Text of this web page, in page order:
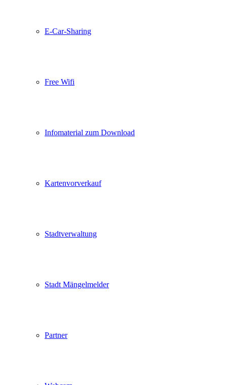
E-Car-Sharing
Free Wifi
Infomaterial zum Download
Kartenvorverkauf
Stadtverwaltung
Stadt Mängelmelder
Partner